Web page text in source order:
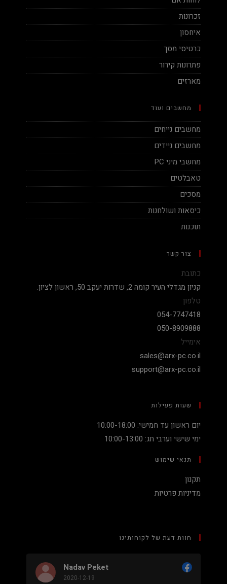
זכרונות
איחסון
כרטיסי מסך
פתרונות קירור
מארזים
מחשבים ועוד
מחשבים נייחים
מחשבים ניידים
מחשבי מיני PC
טאבלטים
מסכים
כיסאות ושולחנות
תוכנות
צור קשר
כתובת
קניון מגדלי העיר קומה 2, שדרות יעקב 50, ראשון לציון.
טלפון
054-7747418
050-8909888
אימייל
sales@arx-pc.co.il
support@arx-pc.co.il
שעות פעילות
יום ראשון עד חמישי: 10:00-18:00
ימי שישי וערבי חג: 10:00-13:00
תנאי שימוש
תקנון
מדיניות פרטיות
חוות דעת של לקוחותינו
Nadav Peket
2020-12-19